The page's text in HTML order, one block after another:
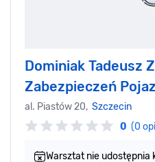
Dominiak Tadeusz
Zabezpieczeń
al. Piastów 20, Szczecin
0 (0
Warsztat nie udostępnia